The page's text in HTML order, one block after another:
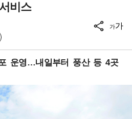
비스
가가
운영…내일부터 풍산 등 4곳